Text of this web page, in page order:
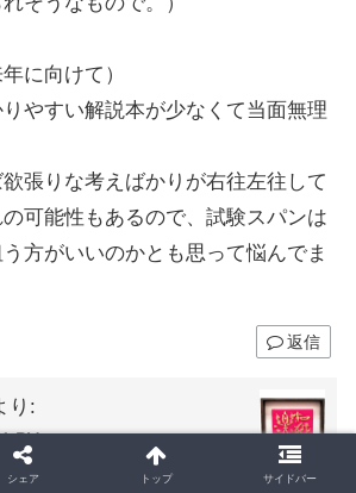
に向けて）
やすい解説本が少なくて当面無理
張りな考えばかりが右往左往して
可能性もあるので、試験スパンは
方がいいのかとも思って悩んでま
返信
り:
PM
シェア トップ サイドバー